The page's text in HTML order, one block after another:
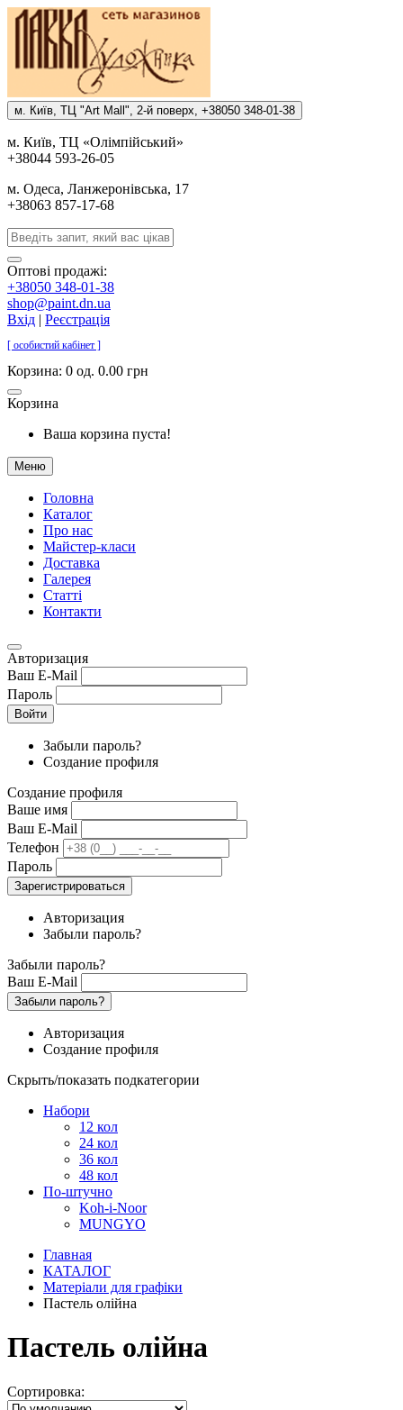
м. Киïв, ТЦ "Art Mall", 2-й поверх, +38050 348-01-38
м. Киïв, ТЦ «Олiмпiйський»
+38044 593-26-05
м. Одеса, Ланжеронiвська, 17
+38063 857-17-68
Оптові продажі:
+38050 348-01-38
shop@paint.dn.ua
Вхід | Реєстрація
[ особистий кабінет ]
Корзина: 0 од. 0.00 грн
Корзина
Ваша корзина пуста!
Меню
Головна
Каталог
Про нас
Майстер-класи
Доставка
Галерея
Статтi
Контакти
Авторизация
Ваш E-Mail
Пароль
Войти
Забыли пароль?
Создание профиля
Создание профиля
Ваше имя
Ваш E-Mail
Телефон
Пароль
Зарегистрироваться
Авторизация
Забыли пароль?
Забыли пароль?
Ваш E-Mail
Забыли пароль?
Авторизация
Создание профиля
Скрыть/показать подкатегории
Набори
12 кол
24 кол
36 кол
48 кол
По-штучно
Koh-i-Noor
MUNGYO
Главная
КАТАЛОГ
Матеріали для графіки
Пастель олійна
Пастель олійна
Сортировка: